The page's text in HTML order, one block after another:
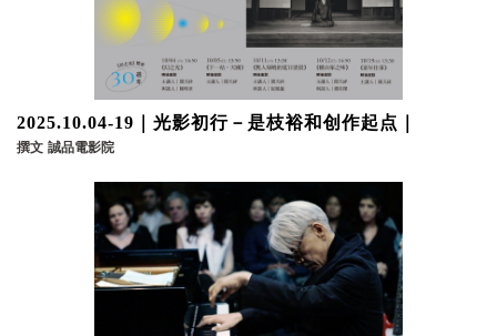
2025.10.04-19｜光影初行－是枝裕和创作起点｜
撰文 誠品電影院